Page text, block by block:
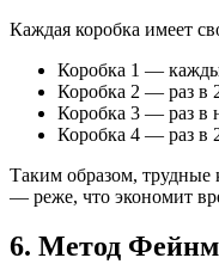
Каждая коробка имеет
Коробка 1 —
Коробка 2 — раз в
Коробка 3 — раз в
Коробка 4 — раз в
Таким образом, трудные
— реже, что экономит
6. Метод